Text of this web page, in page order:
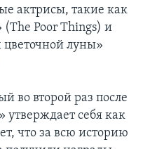
актрисы, такие как
Poor Things) и
цветочной луны»
во второй раз после
утверждает себя как
что за всю историю